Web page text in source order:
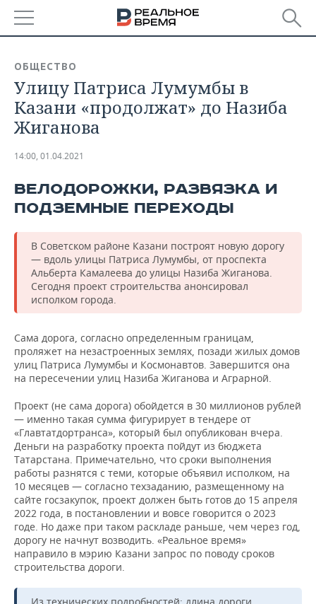
БАШКОРТОСТАН
ТАТАРСТАН
НОВОСТИ
АНАЛИТИКА
ДЕКЛАРАЦИИ О ДОХОДАХ
КОРОЛИ ГОСЗАКАЗА ПФО
ВУЗЫ ТАТАРСТАНА
КОМУ ПРИНАДЛЕЖАТ
ТОРГОВЫЕ ЦЕНТРЫ
ТАТАРСТАНА
НОВОСТИ ЭКОНОМИКИ
ФИНАНСЫ
БАНКИ
БЮДЖЕТ
ИНВЕСТИЦИИ
ПРОМЫШЛЕННОСТЬ
НОВОСТИ
АГРОПРОМ
МАШИНОСТРОЕНИЕ
НЕФТЬ
ОПК
ЭНЕРГЕТИКА
НЕДВИЖИМОСТЬ
НОВОСТИ НЕДВИЖИМОСТИ
АВТО
НОВОСТИ АВТО
БИЗНЕС
НОВОСТИ БИЗНЕСА
РОЗНИЧНАЯ ТОРГОВЛЯ
ТРАНСПОРТ
УСЛУГИ
ТЕХНОЛОГИИ
НОВОСТИ ТЕХНОЛОГИЙ
IT
МЕДИА
ТЕЛЕКОММУНИКАЦИИ
МЕРОПРИЯТИЯ
НОВОСТИ МЕРОПРИЯТИЙ
ВЫЕЗДНАЯ РЕДАКЦИЯ
БИЗНЕС-БРАНЧИ
ONLINE-КОНФЕРЕНЦИИ
ОТКРЫТАЯ ЛЕКЦИЯ
СПОРТ
НОВОСТИ СПОРТА
ФУТБОЛ
ХОККЕЙ
БАСКЕТБОЛ
ВОЛЕЙБОЛ
КИБЕРСПОРТ
ОБЩЕСТВО
НОВОСТИ ОБЩЕСТВА
ВЛАСТЬ
ИНФРАСТРУКТУРА
ИСТОРИЯ
КУЛЬТУРА
ФОТОГАЛЕРЕЯ
СЮЖЕТЫ
СПРАВОЧНИК
СПИСОК ПЕРСОН
СПИСОК КОМПАНИЙ
ПОЛНАЯ ВЕРСИЯ
ОБЩЕСТВО
Улицу Патриса Лумумбы в
Казани «продолжат» до Назиба
Жиганова
14:00, 01.04.2021
ВЕЛОДОРОЖКИ, РАЗВЯЗКА И
ПОДЗЕМНЫЕ ПЕРЕХОДЫ
В Советском районе Казани построят новую дорогу
— вдоль улицы Патриса Лумумбы, от проспекта
Альберта Камалеева до улицы Назиба Жиганова.
Сегодня проект строительства анонсировал
исполком города.
Сама дорога, согласно определенным границам,
проляжет на незастроенных землях, позади жилых домов
улиц Патриса Лумумбы и Космонавтов. Завершится она
на пересечении улиц Назиба Жиганова и Аграрной.
Проект (не сама дорога) обойдется в 30 миллионов рублей
— именно такая сумма фигурирует в тендере от
«Главтатдортранса», который был опубликован вчера.
Деньги на разработку проекта пойдут из бюджета
Татарстана. Примечательно, что сроки выполнения
работы разнятся с теми, которые объявил исполком, на
10 месяцев — согласно техзаданию, размещенному на
сайте госзакупок, проект должен быть готов до 15 апреля
2022 года, в постановлении и вовсе говорится о 2023
годе. Но даже при таком раскладе раньше, чем через год,
дорогу не начнут возводить. «Реальное время»
направило в мэрию Казани запрос по поводу сроков
строительства дороги.